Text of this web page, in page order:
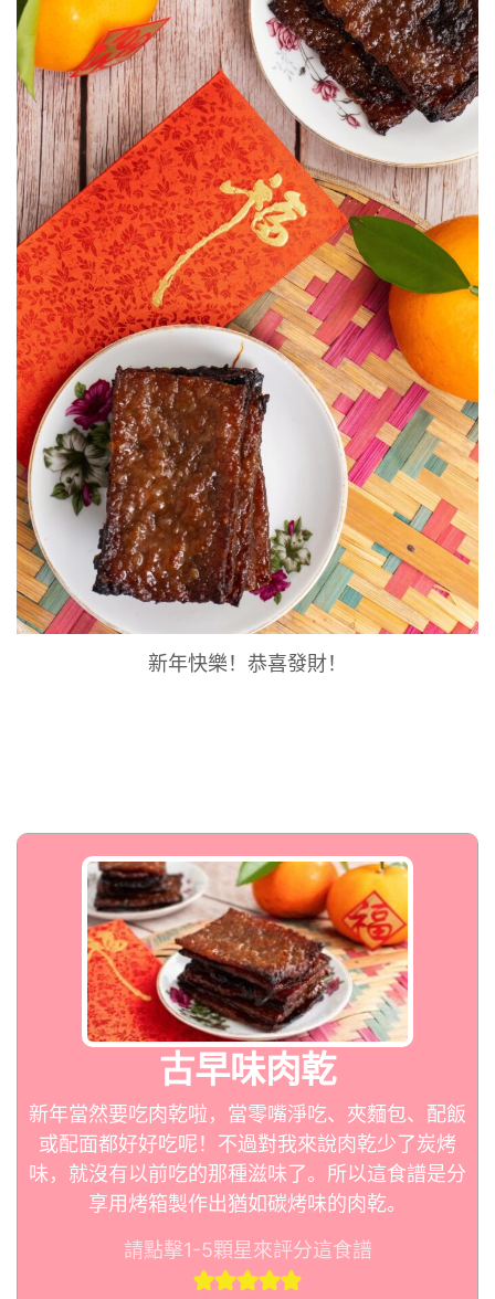
新年快樂！恭喜發財！
古早味肉乾
新年當然要吃肉乾啦，當零嘴淨吃、夾麵包、配飯
或配面都好好吃呢！不過對我來說肉乾少了炭烤
味，就沒有以前吃的那種滋味了。所以這食譜是分
享用烤箱製作出猶如碳烤味的肉乾。
請點擊1-5顆星來評分這食譜